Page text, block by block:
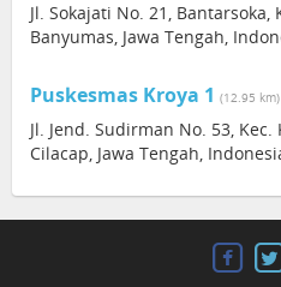
Jl. Sokajati No. 21, Bantarsoka,
Banyumas, Jawa Tengah,
Puskesmas Kroya 1 (12.95 km)
Jl. Jend. Sudirman No. 53, Kec.
Cilacap, Jawa Tengah,